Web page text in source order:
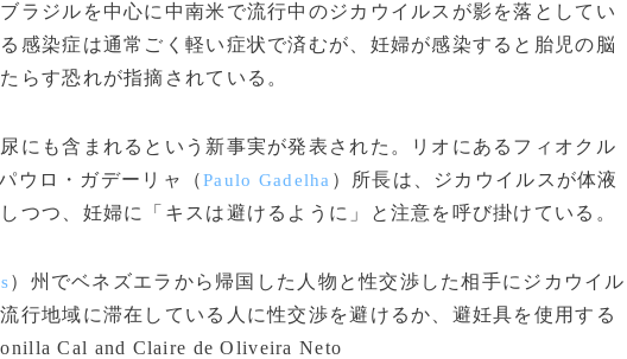
ラジルを中心に中南米で流行中のジカウイルスが影を落としてい
感染症は通常ごく軽い症状で済むが、妊婦が感染すると胎児の脳
らす恐れが指摘されている。
にも含まれるという新事実が発表された。リオにあるフィオクル
ウロ・ガデーリャ（Paulo Gadelha ）所長は、ジカウイルスが体液
つつ、妊婦に「キスは避けるように」と注意を呼び掛けている。
）州でベネズエラから帰国した人物と性交渉した相手にジカウイル
行地域に滞在している人に性交渉を避けるか、避妊具を使用する
Cal and Claire de Oliveira Neto